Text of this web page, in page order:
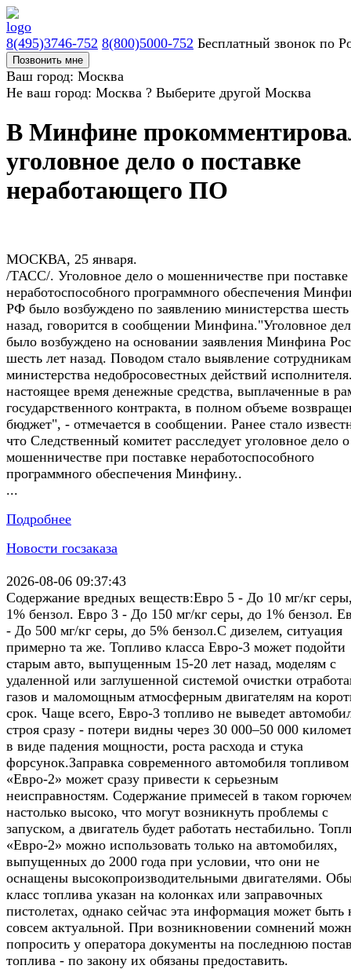
8(495)3746-752 8(800)5000-752 Бесплатный звонок по
Позвонить мне
Ваш город: Москва
Не ваш город: Москва ? Выберите другой Москва
В Минфине
уголовное дело о поставке
неработающего ПО
МОСКВА, 25 января.
/ТАСС/. Уголовное дело о мошенничестве при поставке
неработоспособного программного обеспечения
РФ было возбуждено по заявлению министерства шесть
назад, говорится в сообщении Минфина."Уголовное
было возбуждено на основании заявления Минфина
шесть лет назад. Поводом стало выявление
министерства недобросовестных действий
настоящее время денежные средства, выплаченные в
государственного контракта, в полном объеме
бюджет", - отмечается в сообщении. Ранее стало
что Следственный комитет расследует уголовное дело о
мошенничестве при поставке неработоспособного
программного обеспечения Минфину..
...
Подробнее
Новости госзаказа
2026-08-06 09:37:43
Содержание вредных веществ:Евро 5 - До 10 мг/кг
1% бензол. Евро 3 - До 150 мг/кг серы, до 1% бензол.
- До 500 мг/кг серы, до 5% бензол.С дизелем, ситуация
примерно та же. Топливо класса Евро-3 может подойти
старым авто, выпущенным 15-20 лет назад, моделям с
удаленной или заглушенной системой очистки
газов и маломощным атмосферным двигателям на
срок. Чаще всего, Евро-3 топливо не выведет
строя сразу - потери видны через 30 000–50 000
в виде падения мощности, роста расхода и стука
форсунок.Заправка современного автомобиля топливом
«Евро-2» может сразу привести к серьезным
неисправностям. Содержание примесей в таком
настолько высоко, что могут возникнуть проблемы с
запуском, а двигатель будет работать нестабильно.
«Евро-2» можно использовать только на автомобилях,
выпущенных до 2000 года при условии, что они не
оснащены высокопроизводительными двигателями.
класс топлива указан на колонках или заправочных
пистолетах, однако сейчас эта информация может быть
совсем актуальной. При возникновении сомнений
попросить у оператора документы на последнюю
топлива - по закону их обязаны предоставить.